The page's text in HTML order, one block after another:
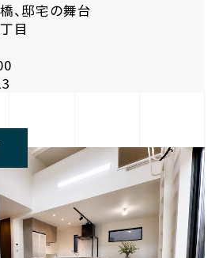
、邸宅の舞台
目